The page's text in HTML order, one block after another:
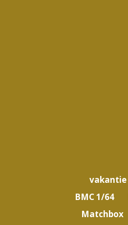
vakantie
BMC 1/64
Matchbox